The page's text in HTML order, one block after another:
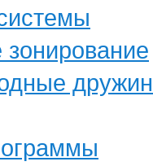
зонирование